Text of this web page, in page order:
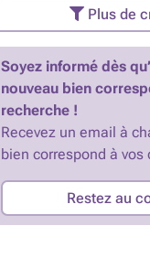
Plus de
Soyez informé dès
nouveau bien
recherche !
Recevez un email à
bien correspond à vos
Restez au